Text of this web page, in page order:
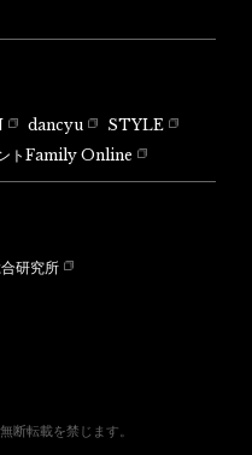
dancyu
STYLE
トFamily Online
研究所
断転載を禁じます。